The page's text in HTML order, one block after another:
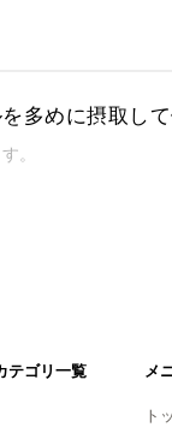
多めに摂取し
。
テゴリ一覧 メ
ト